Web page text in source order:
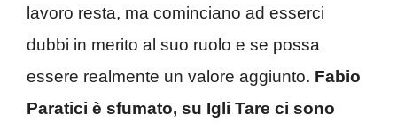
lavoro resta, ma cominciano ad esserci
dubbi in merito al suo ruolo e se possa
essere realmente un valore aggiunto. Fabio
Paratici è sfumato, su Igli Tare ci sono